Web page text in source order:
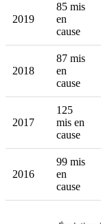
2019
85 mis
en
cause
2018
87 mis
en
cause
2017
125
mis en
cause
2016
99 mis
en
cause